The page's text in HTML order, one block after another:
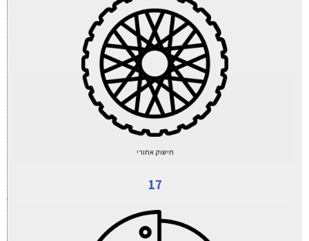
חישוק אחורי
17